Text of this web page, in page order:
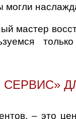
– это